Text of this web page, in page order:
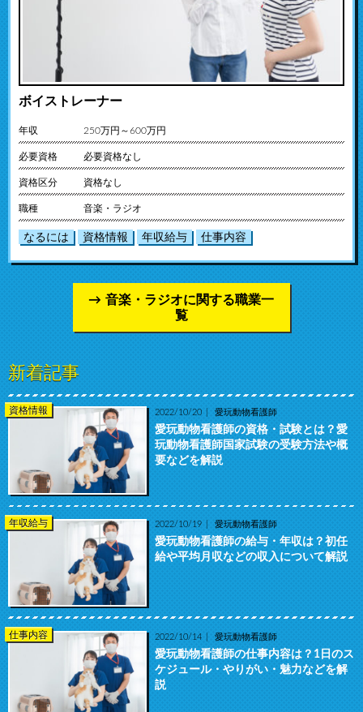
ボイストレーナー
年収 250万円～600万円
必要資格 必要資格なし
資格区分 資格なし
職種 音楽・ラジオ
なるには 資格情報 年収給与 仕事内容
音楽・ラジオに関する職業一
覧
新着記事
資格情報 2022/10/20 愛玩動物看護師
愛玩動物看護師の資格・試験とは？愛
玩動物看護師国家試験の受験方法や概
要などを解説
年収給与 2022/10/19 愛玩動物看護師
愛玩動物看護師の給与・年収は？初任
給や平均月収などの収入について解説
仕事内容 2022/10/14 愛玩動物看護師
愛玩動物看護師の仕事内容は？1日のス
ケジュール・やりがい・魅力などを解
説